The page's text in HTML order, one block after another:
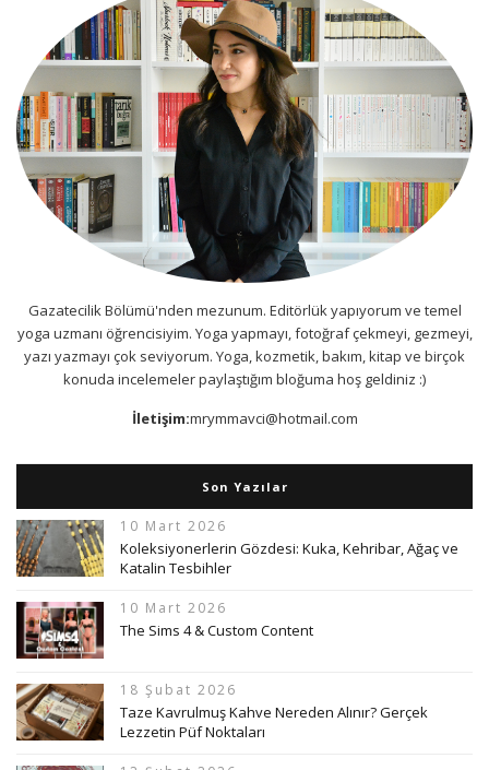
Gazatecilik Bölümü'nden mezunum. Editörlük yapıyorum ve temel
yoga uzmanı öğrencisiyim. Yoga yapmayı, fotoğraf çekmeyi, gezmeyi,
yazı yazmayı çok seviyorum. Yoga, kozmetik, bakım, kitap ve birçok
konuda incelemeler paylaştığım bloğuma hoş geldiniz :)
İletişim:mrymmavci@hotmail.com
Son Yazılar
10 Mart 2026
Koleksiyonerlerin Gözdesi: Kuka, Kehribar, Ağaç ve
Katalin Tesbihler
10 Mart 2026
The Sims 4 & Custom Content
18 Şubat 2026
Taze Kavrulmuş Kahve Nereden Alınır? Gerçek
Lezzetin Püf Noktaları